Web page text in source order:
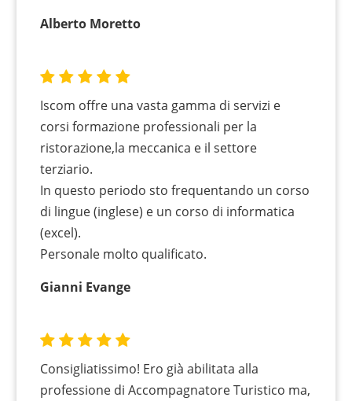
Alberto Moretto
Iscom offre una vasta gamma di servizi e
corsi formazione professionali per la
ristorazione,la meccanica e il settore
terziario.
In questo periodo sto frequentando un corso
di lingue (inglese) e un corso di informatica
(excel).
Personale molto qualificato.
Gianni Evange
Consigliatissimo! Ero già abilitata alla
professione di Accompagnatore Turistico ma,